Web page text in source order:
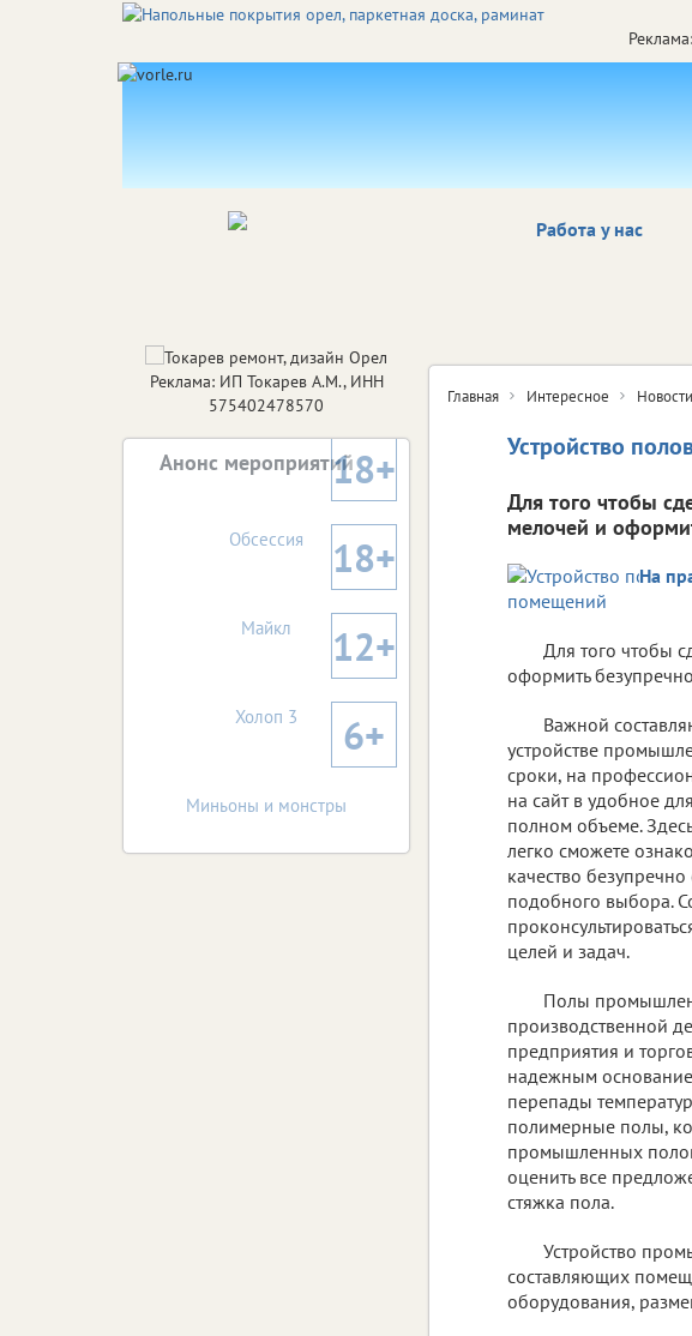
Работа у нас
Главная Интересное
Устройство
Для того чтобы
мелочей и
На
Для того чтобы
оформить
Важной
устройстве
сроки, на
на сайт в удобное
полном объеме.
легко сможете
качество
подобного выбора.
целей и задач.
Полы
производственной
предприятия и
надежным
перепады
полимерные полы,
промышленных
оценить все
стяжка пола.
Устройство
составляющих
оборудования,
Реклама: ИП Токарев А.М., ИНН
575402478570
Анонс мероприятий18+
Обсессия 18+
Майкл 12+
Холоп 3 6+
Миньоны и монстры